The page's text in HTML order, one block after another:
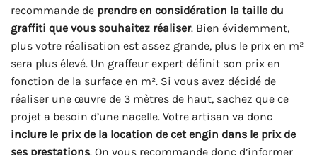
recommande de prendre en considération la taille du
graffiti que vous souhaitez réaliser. Bien évidemment,
plus votre réalisation est assez grande, plus le prix en m²
sera plus élevé. Un graffeur expert définit son prix en
fonction de la surface en m². Si vous avez décidé de
réaliser une œuvre de 3 mètres de haut, sachez que ce
projet a besoin d’une nacelle. Votre artisan va donc
inclure le prix de la location de cet engin dans le prix de
ses prestations. On vous recommande donc d’informer